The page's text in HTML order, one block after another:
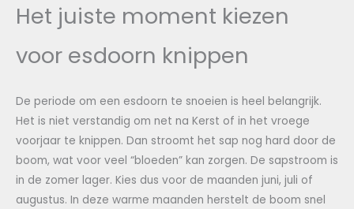
Het juiste moment kiezen
voor esdoorn knippen
De periode om een esdoorn te snoeien is heel belangrijk.
Het is niet verstandig om net na Kerst of in het vroege
voorjaar te knippen. Dan stroomt het sap nog hard door de
boom, wat voor veel “bloeden” kan zorgen. De sapstroom is
in de zomer lager. Kies dus voor de maanden juni, juli of
augustus. In deze warme maanden herstelt de boom snel